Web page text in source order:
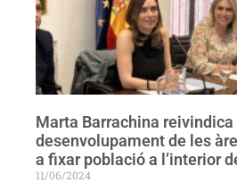
Marta Barrachina reivindica
desenvolupament de les
a fixar població a l’interior
11/06/2024